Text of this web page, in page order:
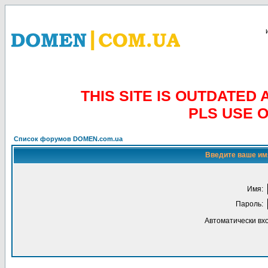
THIS SITE IS OUTDATED
PLS USE
Список форумов DOMEN.com.ua
Введите ваше
Имя:
Пароль:
Автоматически